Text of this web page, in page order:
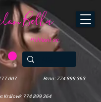
Bella
007
Brno: 774 899 363
Králové: 774 899 364
Přihlásit se